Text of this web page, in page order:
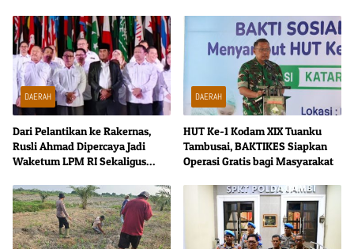
DAERAH
Dari Pelantikan ke Rakernas,
Rusli Ahmad Dipercaya Jadi
Waketum LPM RI Sekaligus
DAERAH
HUT Ke-1 Kodam XIX Tuanku
Tambusai, BAKTIKES Siapkan
Operasi Gratis bagi Masyarakat